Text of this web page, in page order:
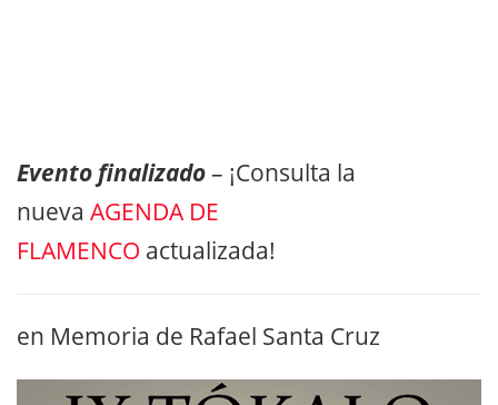
Evento finalizado– ¡Consulta la
nueva AGENDA DE
FLAMENCO actualizada!
en Memoria de Rafael Santa Cruz